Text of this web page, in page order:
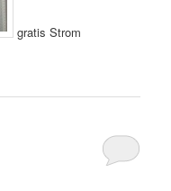
gratis Strom